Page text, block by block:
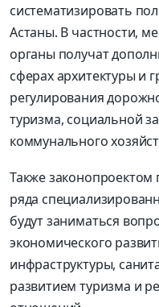
систематизировать
Астаны. В частности,
органы получат
сферах архитектуры и
регулирования
туризма, социальной
коммунального
Также законопроектом
ряда
будут заниматься
экономического
инфраструктуры,
развитием туризма и